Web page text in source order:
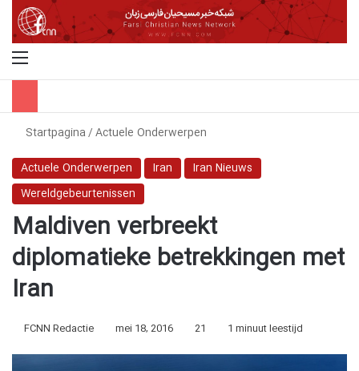
Startpagina/Actuele Onderwerpen
Actuele Onderwerpen
Iran
Iran Nieuws
Wereldgebeurtenissen
Maldiven verbreekt
diplomatieke betrekkingen met
Iran
FCNN Redactie mei 18, 2016 21 1 minuut leestijd